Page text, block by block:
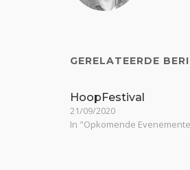
GERELATEERDE
HoopFestival
21/09/2020
In "Opkomende